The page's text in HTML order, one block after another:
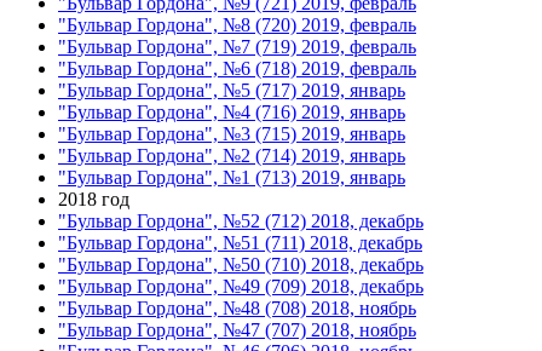
"Бульвар Гордона", №8 (720) 2019, февраль
"Бульвар Гордона", №7 (719) 2019, февраль
"Бульвар Гордона", №6 (718) 2019, февраль
"Бульвар Гордона", №5 (717) 2019, январь
"Бульвар Гордона", №4 (716) 2019, январь
"Бульвар Гордона", №3 (715) 2019, январь
"Бульвар Гордона", №2 (714) 2019, январь
"Бульвар Гордона", №1 (713) 2019, январь
2018 год
"Бульвар Гордона", №52 (712) 2018, декабрь
"Бульвар Гордона", №51 (711) 2018, декабрь
"Бульвар Гордона", №50 (710) 2018, декабрь
"Бульвар Гордона", №49 (709) 2018, декабрь
"Бульвар Гордона", №48 (708) 2018, ноябрь
"Бульвар Гордона", №47 (707) 2018, ноябрь